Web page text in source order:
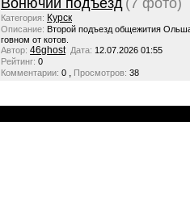
Вонючий подъезд (7 фото)
Категория: Курск
Описание: Второй подъезд общежития
говном от котов.
Автор: 46ghost Дата: 12.07.2026 01:55
Рейтинг: 0
Комментарии: 0 , Просмотров: 38